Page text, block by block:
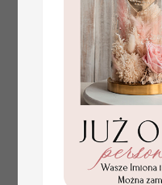
ślubne wizytówki winietki
na stół weselny, złote
lub srebrne napisy
tłoczone kwiaty na
winietkach ślubnych